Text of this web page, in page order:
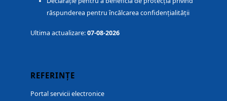
răspunderea pentru încălcarea confidențialității
Ultima actualizare:07-08-2026
REFERINȚE
Portal servicii electronice